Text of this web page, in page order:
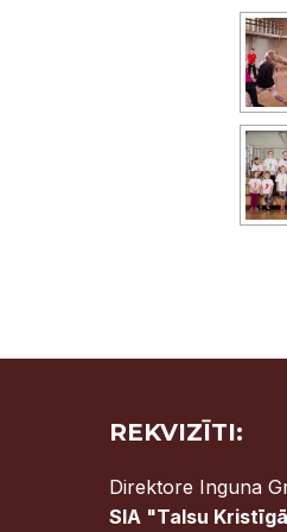
REKVIZĪTI:
Direktore Inguna
SIA "Talsu